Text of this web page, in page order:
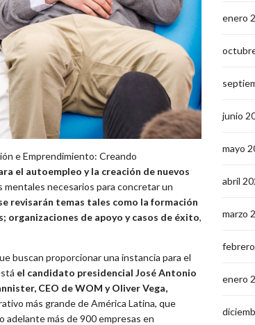
e Emprendimiento: Creando
el autoempleo y la creación de nuevos
mentales necesarios para concretar un
revisarán temas tales como la formación
de apoyo y casos de éxito,
buscan proporcionar una instancia para el
el candidato presidencial José Antonio
CEO de WOM y Oliver Vega,
más grande de América Latina, que
adelante más de 900 empresas en
enero
junio
mayo
abril
marzo
enero